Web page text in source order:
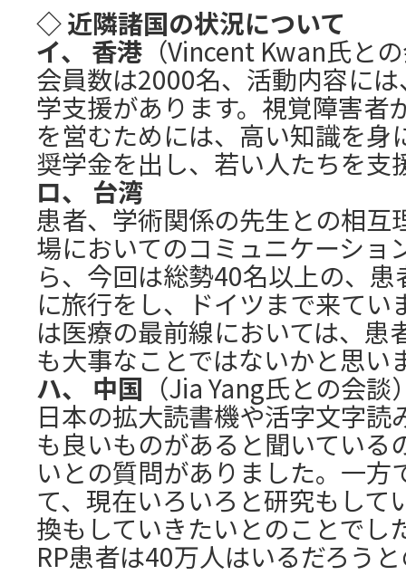
◇ 近隣諸国の状況について
イ、 香港 （Vincent Kwan氏と
会員数は2000名、活動内容に
学支援があります。視覚障害者
を営むためには、高い知識を身
奨学金を出し、若い人たちを支
ロ、 台湾
患者、学術関係の先生との相互
場においてのコミュニケーショ
ら、今回は総勢40名以上の、
に旅行をし、ドイツまで来てい
は医療の最前線においては、患
も大事なことではないかと思い
ハ、 中国 （Jia Yang氏との会談
日本の拡大読書機や活字文字読
も良いものがあると聞いている
いとの質問がありました。一方
て、現在いろいろと研究もして
換もしていきたいとのことでし
RP患者は40万人はいるだろう